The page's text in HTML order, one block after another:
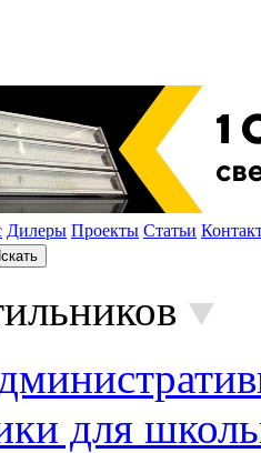
Дилеры Проекты Статьи
для